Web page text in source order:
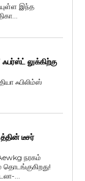
இந்த
லுக்கிற்கு
ஃபிலிம்ஸ்
டீசர்
நரகம்
தொடங்குகிறது!
...